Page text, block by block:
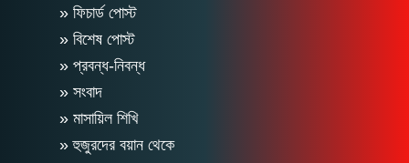
» ফিচার্ড পোস্ট
» বিশেষ পোস্ট
» প্রবন্ধ-নিবন্ধ
» সংবাদ
» মাসায়িল শিখি
» হুজুরদের বয়ান থেকে